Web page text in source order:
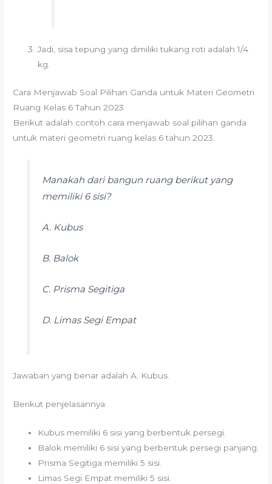
Jadi, sisa tepung yang dimiliki tukang roti adalah 1/4
kg.
Cara Menjawab Soal Pilihan Ganda untuk Materi Geometri
Ruang Kelas 6 Tahun 2023
Berikut adalah contoh cara menjawab soal pilihan ganda
untuk materi geometri ruang kelas 6 tahun 2023.
Manakah dari bangun ruang berikut yang
memiliki 6 sisi?
A. Kubus
B. Balok
C. Prisma Segitiga
D. Limas Segi Empat
Jawaban yang benar adalah A. Kubus.
Berikut penjelasannya:
Kubus memiliki 6 sisi yang berbentuk persegi.
Balok memiliki 6 sisi yang berbentuk persegi panjang.
Prisma Segitiga memiliki 5 sisi.
Limas Segi Empat memiliki 5 sisi.